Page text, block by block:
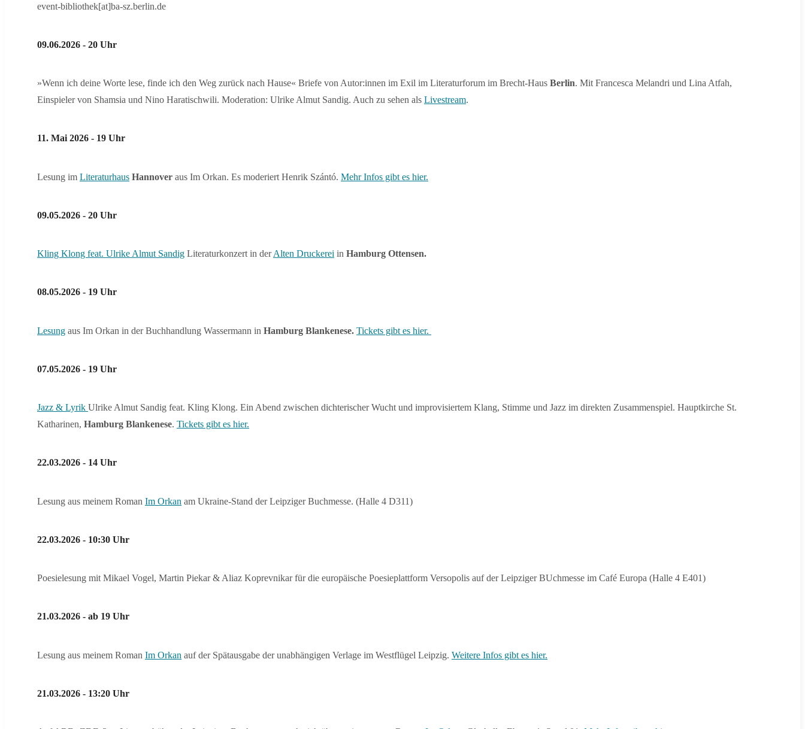
event-bibliothek[at]ba-sz.berlin.de
09.06.2026 - 20 Uhr
»Wenn ich deine Worte lese, finde ich den Weg zurück nach Hause« Briefe von Autor:innen im Exil im Literaturforum im Brecht-Haus Berlin. Mit Francesca Melandri und Lina Atfah,
Einspieler von Shamsia und Nino Haratischwili. Moderation: Ulrike Almut Sandig. Auch zu sehen als Livestream.
11. Mai 2026 - 19 Uhr
Lesung im Literaturhaus Hannover aus Im Orkan. Es moderiert Henrik Szántó. Mehr Infos gibt es hier.
09.05.2026 - 20 Uhr
Kling Klong feat. Ulrike Almut Sandig Literaturkonzert in derAlten Druckerei in Hamburg Ottensen.
08.05.2026 - 19 Uhr
Lesung aus Im Orkan in der Buchhandlung Wassermann in Hamburg Blankenese. Tickets gibt es hier.
07.05.2026 - 19 Uhr
Jazz & Lyrik Ulrike Almut Sandig feat. Kling Klong. Ein Abend zwischen dichterischer Wucht und improvisiertem Klang, Stimme und Jazz im direkten Zusammenspiel. Hauptkirche St.
Katharinen, Hamburg Blankenese. Tickets gibt es hier.
22.03.2026 - 14 Uhr
Lesung aus meinem Roman Im Orkan am Ukraine-Stand der Leipziger Buchmesse. (Halle 4 D311)
22.03.2026 - 10:30 Uhr
Poesielesung mit Mikael Vogel, Martin Piekar & Aliaz Koprevnikar für die europäische Poesieplattform Versopolis auf der Leipziger BUchmesse im Café Europa (Halle 4 E401)
21.03.2026 - ab 19 Uhr
Lesung aus meinem Roman Im Orkan auf der Spätausgabe der unabhängigen Verlage im Westflügel Leipzig. Weitere Infos gibt es hier.
21.03.2026 - 13:20 Uhr